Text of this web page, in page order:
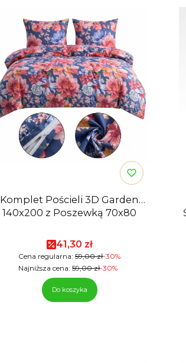
Komplet Pościeli 3D Garden
140x200 z Poszewką 70x80
Cena promocyjna
41,30 zł
Cena regularna: 59,00 zł-30%
Najniższa cena: 59,00 zł-30%
Do koszyka